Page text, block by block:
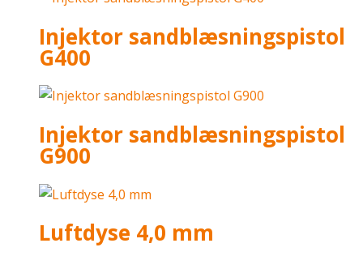
Injektor sandblæsningspistol
G400
Injektor sandblæsningspistol
G900
Luftdyse 4,0 mm